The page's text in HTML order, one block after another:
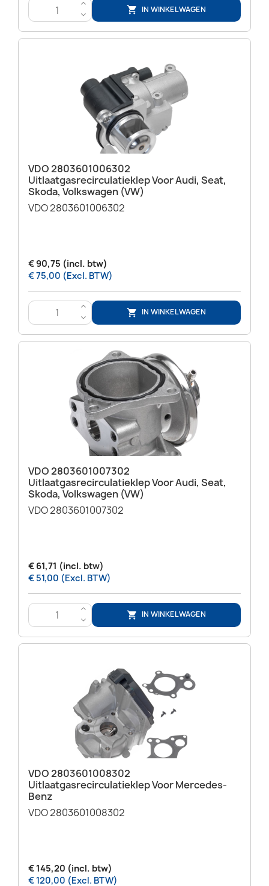
>
<
 IN WINKELWAGEN
VDO 2803601006302
Uitlaatgasrecirculatieklep Voor Audi, Seat,
Skoda, Volkswagen (VW)
VDO 2803601006302
€ 90,75 (incl. btw)
€ 75,00 (Excl. BTW)
>
<
 IN WINKELWAGEN
VDO 2803601007302
Uitlaatgasrecirculatieklep Voor Audi, Seat,
Skoda, Volkswagen (VW)
VDO 2803601007302
€ 61,71 (incl. btw)
€ 51,00 (Excl. BTW)
>
<
 IN WINKELWAGEN
VDO 2803601008302
Uitlaatgasrecirculatieklep Voor Mercedes-
Benz
VDO 2803601008302
€ 145,20 (incl. btw)
€ 120,00 (Excl. BTW)